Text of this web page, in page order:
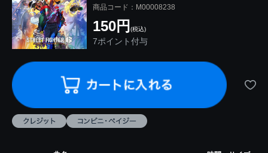
商品コード：M00008238
150円 (税込)
7ポイント付与